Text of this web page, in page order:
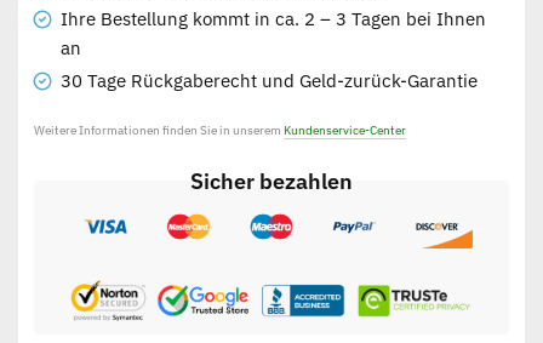
Ihre Bestellung kommt in ca. 2 – 3 Tagen bei Ihnen
an
30 Tage Rückgaberecht und Geld-zurück-Garantie
Weitere Informationen finden Sie in unserem Kundenservice-Center
Sicher bezahlen